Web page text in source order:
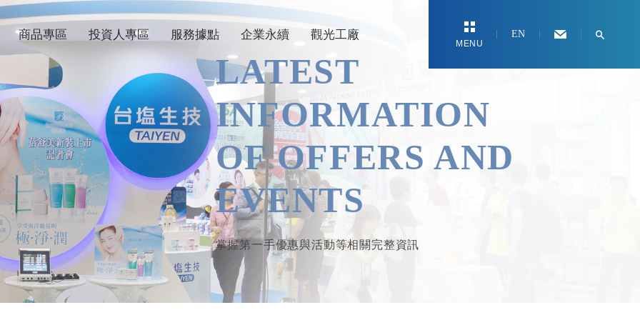
LATEST
INFORMATION
OF OFFERS AND
EVENTS
掌握第一手優惠與活動等相關完整資訊
商品專區 投資人專區 服務據點 企業永續 觀光工廠
MENU
EN